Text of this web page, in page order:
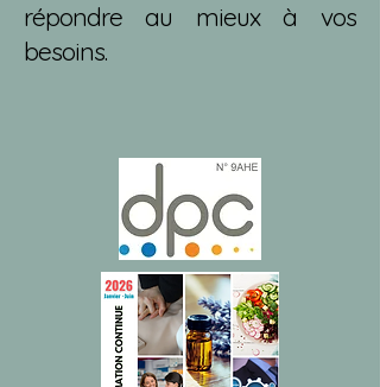
répondre au mieux à vos
besoins.